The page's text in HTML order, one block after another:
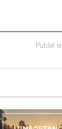
Publié le